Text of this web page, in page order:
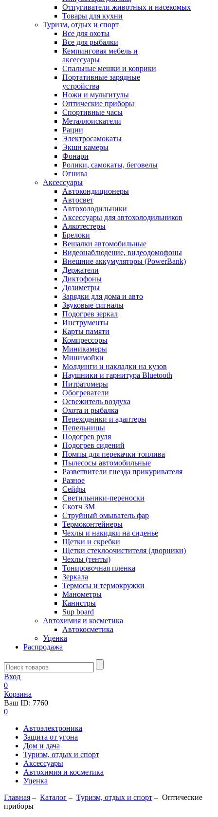
Отпугиватели животных и насекомых
Товары для кухни
Туризм, отдых и спорт
Все для охоты
Все для рыбалки
Кемпинговая мебель и
аксессуары
Спальные мешки и коврики
Портативные зарядные
устройства
Ножи и мультитулы
Оптические приборы
Спортивные часы
Металлоискатели
Рации
Электросамокаты
Экшн камеры
Фонари
Ролики, самокаты, беговелы
Огнива
Аксессуары
Автокондиционеры
Aвтосвет
Автохолодильники
Аксессуары для автохолодильников
Алкотестеры
Брелоки
Вешалки автомобильные
Видеонаблюдение, видеодомофоны
Внешние аккумуляторы (PowerBank)
Держатели
Диктофоны
Дозиметры
Зарядки для дома и авто
Звуковые сигналы
Подогрев зеркал
Инструменты
Карты памяти
Компрессоры
Миникамеры
Минимойки
Молдинги и накладки на кузов
Наушники и гарнитура Bluetooth
Нитратомеры
Обогреватели
Освежитель воздуха
Охота и рыбалка
Переходники и адаптеры
Пепельницы
Подогрев руля
Подогрев сидений
Помпы для перекачки топлива
Пылесосы автомобильные
Разветвители гнезда прикуривателя
Разное
Сейфы
Светильники-переноски
Скотч 3М
Струйный омыватель фар
Термоконтейнеры
Чехлы и накидки на сиденье
Щетки и скребки
Щетки стеклоочистителя (дворники)
Чехлы (тенты)
Тонировочная пленка
Зеркалa
Термосы и термокружки
Манометры
Канистры
Sup board
Автохимия и косметика
Автокосметика
Уценка
Распродажа
Вход
0
Корзина
Ваш ID: 7760
0
Автоэлектроника
Защита от угона
Дом и дача
Туризм, отдых и спорт
Аксессуары
Автохимия и косметика
Уценка
Главная – Каталог – Туризм, отдых и спорт – Оптические
приборы